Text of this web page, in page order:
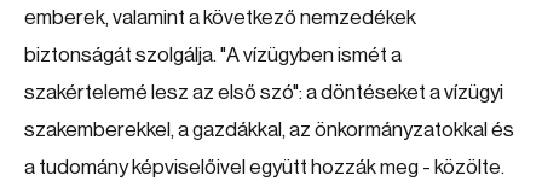
emberek, valamint a következő nemzedékek
biztonságát szolgálja. "A vízügyben ismét a
szakértelemé lesz az első szó": a döntéseket a vízügyi
szakemberekkel, a gazdákkal, az önkormányzatokkal és
a tudomány képviselőivel együtt hozzák meg - közölte.